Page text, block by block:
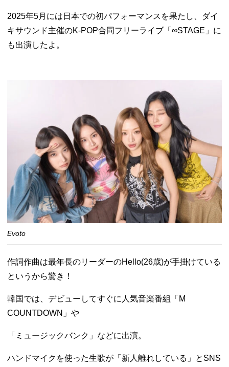
2025年5月には日本での初パフォーマンスを果たし、
ダイ
キサウンド主催のK-POP合同フリーライブ「∞STAGE」に
も出演したよ。
Evoto
作詞作曲は最年長のリーダーのHello(26歳)が手掛けている
というから驚き！
韓国では、デビューしてすぐに人気音楽番組「M
COUNTDOWN」や
「ミュージックバンク」などに出演。
ハンドマイクを使った生歌が「新人離れしている」とSNS